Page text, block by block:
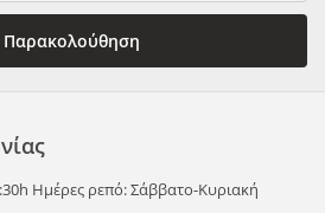
Ημέρες ρεπό: Σάββατο-Κυριακή